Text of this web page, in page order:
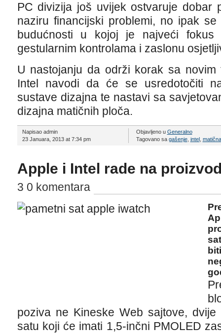
PC divizija još uvijek ostvaruje dobar
naziru financijski problemi, no ipak
budućnosti u kojoj je najveći fokus
gestularnim kontrolama i zaslonu
U nastojanju da održi korak sa novim
Intel navodi da će se usredotočiti
sustave dizajna te nastavi sa
dizajna matičnih ploča.
Napisao admin
23 Januara, 2013 at 7:34 pm
Objavljeno u Generalno
Tagovano sa gašenje, intel,
Apple i Intel rade na
3 0 komentara
poziva ne Kineske Web sajtove,
satu koji će imati 1,5-inčni PMOLED